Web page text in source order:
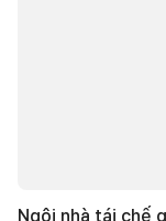
Ngôi nhà tái chế